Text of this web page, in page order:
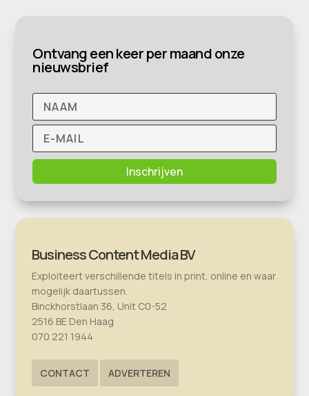
Ontvang een keer per maand onze
nieuwsbrief
Inschrijven
Business Content Media BV
Exploiteert verschillende titels in print, online en waar
mogelijk daartussen.
Binckhorstlaan 36, Unit C0-52
2516 BE Den Haag
070 221 1944
CONTACT ADVERTEREN